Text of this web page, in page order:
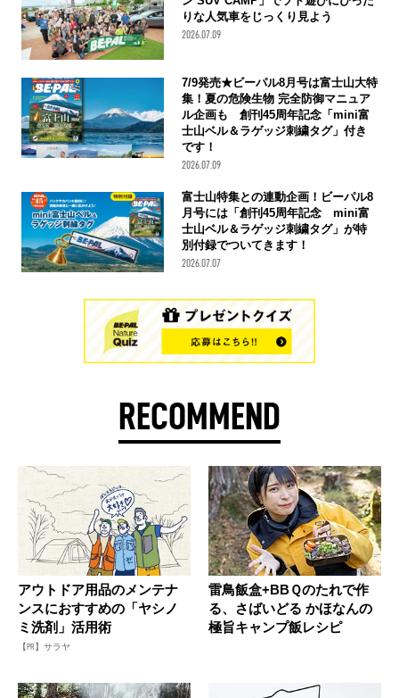
りな人気車をじっくり見よう
2026.07.09
7/9発売★ビーパル8月号は富士山大特
集！夏の危険生物 完全防御マニュア
ル企画も 創刊45周年記念「mini富
士山ベル＆ラゲッジ刺繍タグ」付き
です！
2026.07.09
富士山特集との連動企画！ビーパル8
月号には「創刊45周年記念 mini富
士山ベル＆ラゲッジ刺繍タグ」が特
別付録でついてきます！
2026.07.07
RECOMMEND
アウトドア用品のメンテナ
ンスにおすすめの「ヤシノ
ミ洗剤」活用術
【PR】サラヤ
雷鳥飯盒+BBＱのたれで作
る、さばいどる かほなんの
極旨キャンプ飯レシピ